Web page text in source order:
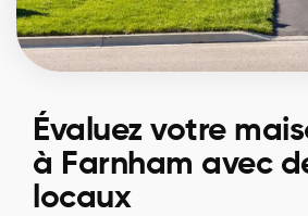
Évaluez votre
à Farnham avec
locaux